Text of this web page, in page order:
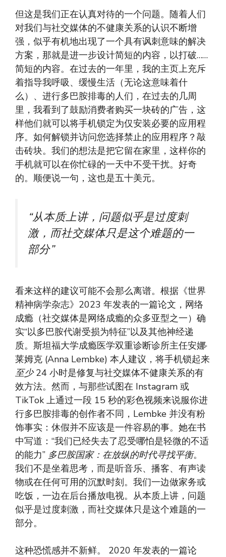
但这是我们正在认真对待的一个问题。随着人们
对我们与社交媒体的不健康关系的认识不断增
强，似乎有机地出现了一个具有讽刺意味的解决
方案，那就是进一步设计简短的内容，以打破……
简短的内容。在过去的一年里，我的主页上充斥
着指导我呼吸、缓慢生活（无论这意味着什
么）、进行多巴胺排毒的人们，在过去的几周
里，我看到了鼓励消费者购买一块砖的广告，这
样他们就可以将手机锁定为仅安装必要的应用程
序。如何解锁并访问您选择禁止的应用程序？敲
击砖块。我们的想法是把它留在家里，这样你的
手机就可以在你忙碌的一天中不受干扰。好奇
的。顺便说一句，这也是五十美元。
“从本质上讲，问题似乎是过度刺
激，而社交媒体只是这个难题的一
部分”
看来这样的建议可能不会那么离谱。根据《世界
精神病学杂志》2023 年发表的一篇论文，网络
成瘾（社交媒体是网络成瘾的众多亚型之一）确
实“以多巴胺代谢受损为特征”以及其他神经递
质。斯坦福大学成瘾医学双重诊断诊所主任安娜·
莱姆克 (Anna Lembke) 本人建议，将手机锁起来
至少24 小时是修复与社交媒体不健康关系的有
效方法。然而，与那些试图在 Instagram 或
TikTok 上通过一段 15 秒的彩色视频来说服你进
行多巴胺排毒的创作者不同，Lembke 并没有粉
饰事实：休假并不应该是一件容易的事。她在书
中写道：“我们已经失去了忍受哪怕是轻微的不适
的能力” 多巴胺国家：在放纵的时代寻找平衡。
我们不是坐着思考，而是听音乐、播客、有声读
物或在任何可用的沉默时刻。我们一边做家务或
吃饭，一边在后台播放电视。从本质上讲，问题
似乎是过度刺激，而社交媒体只是这个难题的一
部分。
这种恐慌感并不新鲜。 2020 年发表的一篇论